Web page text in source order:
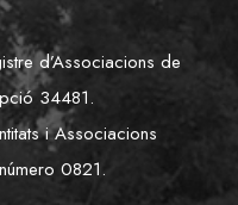
d’Associacions de
34481.
i Associacions
0821.